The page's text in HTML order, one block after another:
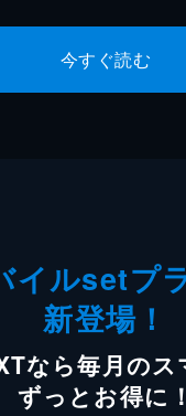
今すぐ読む
イルsetプ
新登場！
なら毎月のス
ずっとお得に！